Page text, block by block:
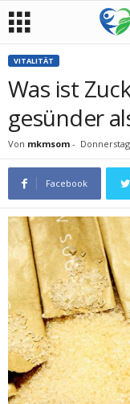
VITALITÄT
Was ist
gesünder
Von mkmsom -
Facebook